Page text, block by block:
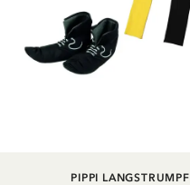
PRODUKT ANSEHEN
PIPPI LANGSTRUMPF